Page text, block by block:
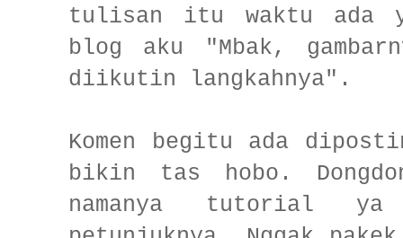
tulisan itu waktu ada
blog aku "Mbak,
diikutin langkahnya".
Komen begitu ada
bikin tas hobo.
namanya tutorial ya